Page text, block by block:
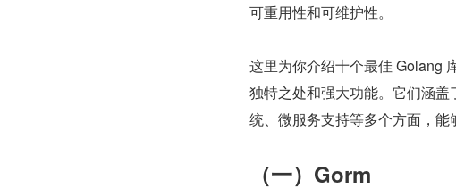
可重用性和可维护性。
这里为你介绍十个最佳 Golang
独特之处和强大功能。它们涵
统、微服务支持等多个方面，能
（一）Gorm